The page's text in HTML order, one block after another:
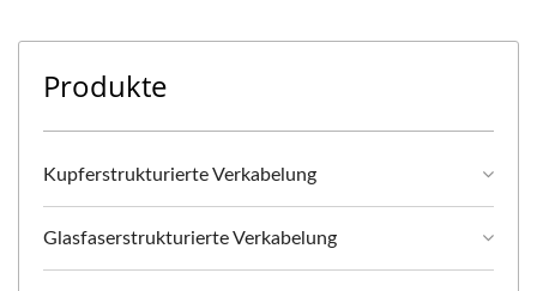
Produkte
Kupferstrukturierte Verkabelung
Glasfaserstrukturierte Verkabelung